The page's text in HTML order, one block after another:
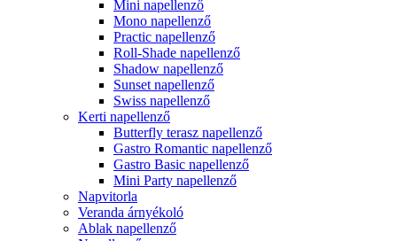
Mini napellenző
Mono napellenző
Practic napellenző
Roll-Shade napellenző
Shadow napellenző
Sunset napellenző
Swiss napellenző
Kerti napellenző
Butterfly terasz napellenző
Gastro Romantic napellenző
Gastro Basic napellenző
Mini Party napellenző
Napvitorla
Veranda árnyékoló
Ablak napellenző